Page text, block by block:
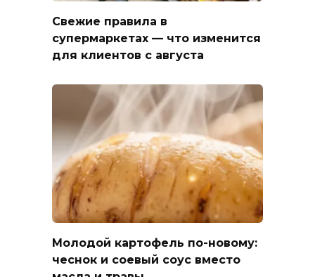
Свежие правила в
супермаркетах — что изменится
для клиентов с августа
Молодой картофель по-новому:
чеснок и соевый соус вместо